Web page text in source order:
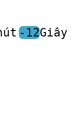
-12Giây